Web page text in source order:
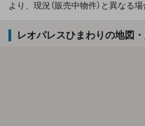
より、現況（販売中物件）と異なる場
レオパレスひまわりの地図